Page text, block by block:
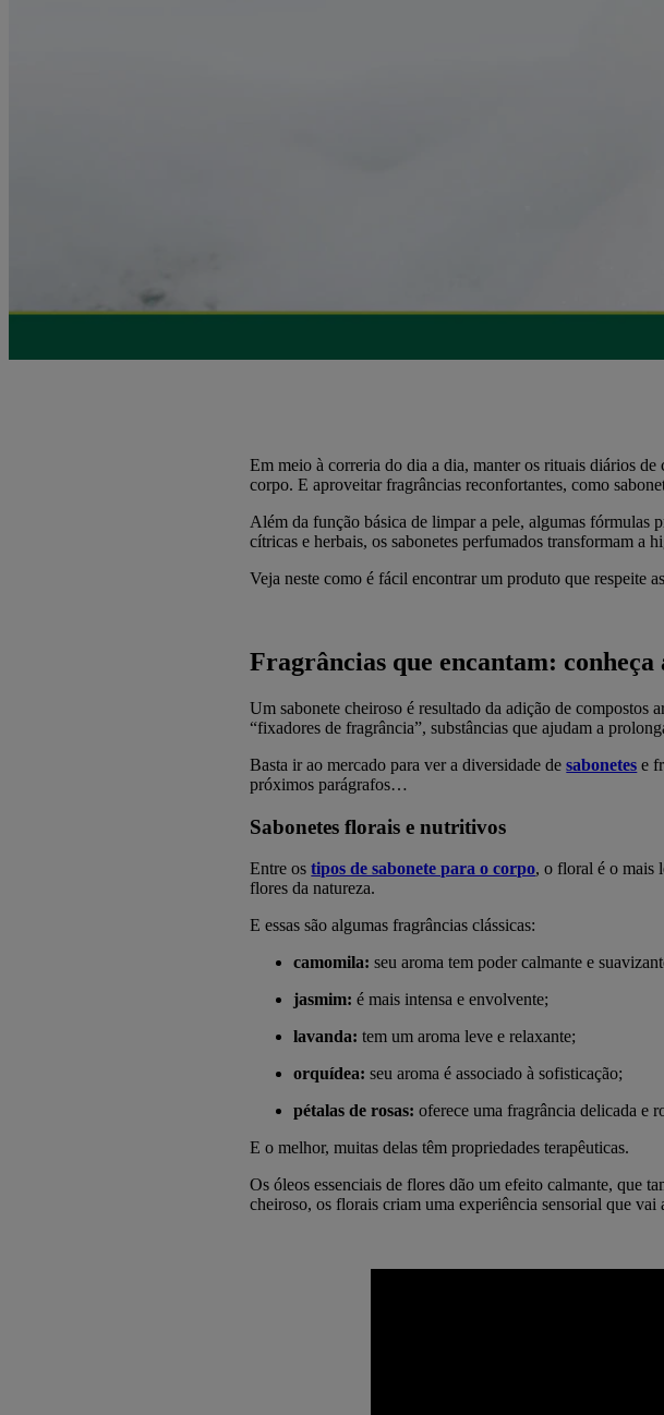
Em meio à correria do dia a dia, manter os rituais diários
corpo. E aproveitar fragrâncias reconfortantes, como
Além da função básica de limpar a pele, algumas fórmulas
cítricas e herbais, os sabonetes perfumados transformam a
Veja neste como é fácil encontrar um produto que respeite
Fragrâncias que encantam: conheça
Um sabonete cheiroso é resultado da adição de compostos
“fixadores de fragrância”, substâncias que ajudam a
Basta ir ao mercado para ver a diversidade desabonetes e
próximos parágrafos…
Sabonetes florais e nutritivos
Entre ostipos de sabonete para o corpo, o floral é o mais
flores da natureza.
E essas são algumas fragrâncias clássicas:
camomila: seu aroma tem poder calmante e
jasmim: é mais intensa e envolvente;
lavanda: tem um aroma leve e relaxante;
orquídea: seu aroma é associado à sofisticação;
pétalas de rosas: oferece uma fragrância delicada e
E o melhor, muitas delas têm propriedades terapêuticas.
Os óleos essenciais de flores dão um efeito calmante, que
cheiroso, os florais criam uma experiência sensorial que vai